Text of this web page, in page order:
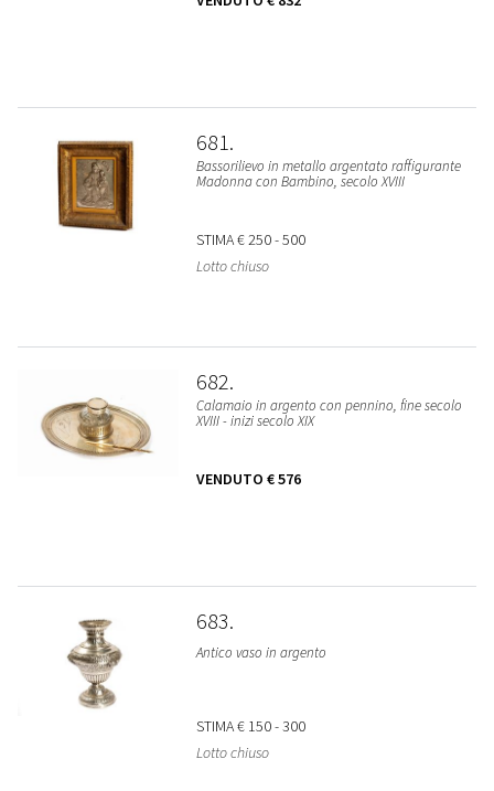
681
Bassorilievo in metallo argentato raffigurante
Madonna con Bambino, secolo XVIII
STIMA€ 250 - 500
Lotto chiuso
682
Calamaio in argento con pennino, fine secolo
XVIII - inizi secolo XIX
VENDUTO € 576
683
Antico vaso in argento
STIMA€ 150 - 300
Lotto chiuso